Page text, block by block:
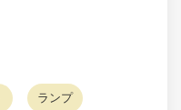
ランプ